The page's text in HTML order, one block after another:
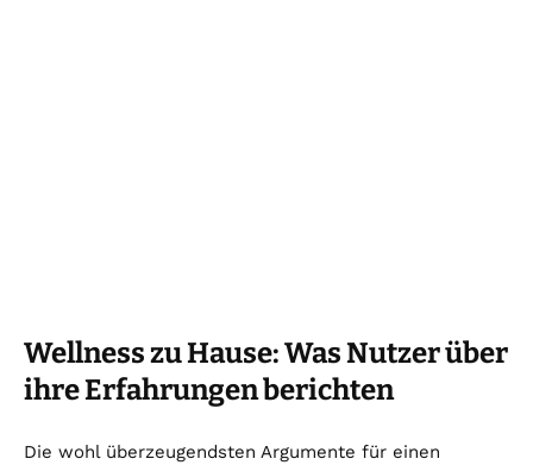
Wellness zu Hause: Was Nutzer über
ihre Erfahrungen berichten
Die wohl überzeugendsten Argumente für einen